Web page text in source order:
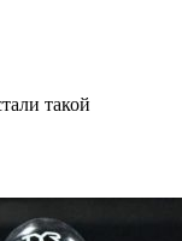
такой